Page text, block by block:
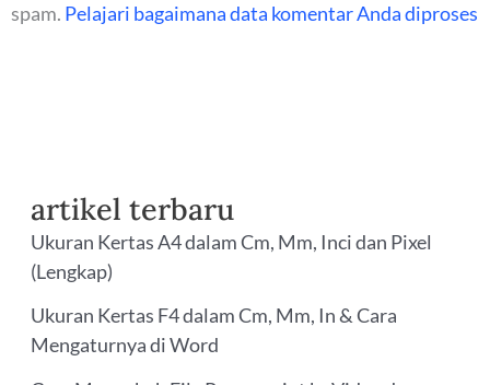
spam. Pelajari bagaimana data komentar Anda diproses
artikel terbaru
Ukuran Kertas A4 dalam Cm, Mm, Inci dan Pixel
(Lengkap)
Ukuran Kertas F4 dalam Cm, Mm, In & Cara
Mengaturnya di Word